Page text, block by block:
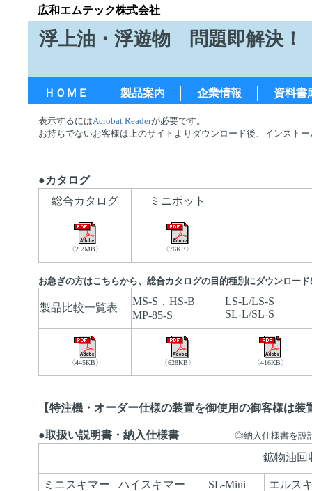
広和エムテック株式会社
浮上油・浮遊物 問題即解決！
ＨＯＭＥ 製品案内 企業情報 資料書
表示するにはAcrobat Readerが必要です。
お持ちでないお客様は上のサイトよりダウンロード後、インスト
●カタログ
総合カタログ
ミニポット
〈2.2MB〉 〈76KB〉
お急ぎの方はこちらから、総合カタログの目的種別にダウンロー
製品比較一覧表
MS-S，HS-B
MP-85-S
LS-L/LS-S
SL-L/SL-S
〈445KB〉 〈628KB〉 〈416KB〉
【特注機・オーダー仕様の装置を御使用の御客様は
●取扱い説明書・納入仕様書 ◎納入仕様書を設
鉱物油回
ミニスキマー
ハイスキマー
SL-Mini
エルス